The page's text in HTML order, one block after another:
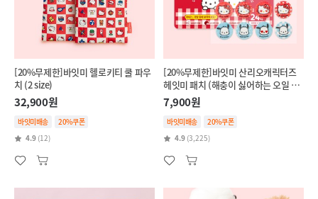
[20%무제한]바잇미 헬로키티 쿨 파우
치 (2 size)
32,900원
바잇미배송
20%쿠폰
4.9 (12)
[20%무제한]바잇미 산리오캐릭터즈
헤잇미 패치 (해충이 싫어하는 오일 함
유)
7,900원
바잇미배송
20%쿠폰
4.9 (3,225)